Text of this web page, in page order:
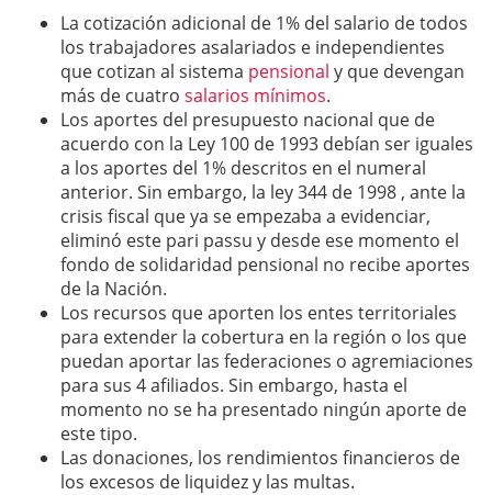
La cotización adicional de 1% del salario de todos
los trabajadores asalariados e independientes
que cotizan al sistema pensional y que devengan
más de cuatro salarios mínimos.
Los aportes del presupuesto nacional que de
acuerdo con la Ley 100 de 1993 debían ser iguales
a los aportes del 1% descritos en el numeral
anterior. Sin embargo, la ley 344 de 1998 , ante la
crisis fiscal que ya se empezaba a evidenciar,
eliminó este pari passu y desde ese momento el
fondo de solidaridad pensional no recibe aportes
de la Nación.
Los recursos que aporten los entes territoriales
para extender la cobertura en la región o los que
puedan aportar las federaciones o agremiaciones
para sus 4 afiliados. Sin embargo, hasta el
momento no se ha presentado ningún aporte de
este tipo.
Las donaciones, los rendimientos financieros de
los excesos de liquidez y las multas.